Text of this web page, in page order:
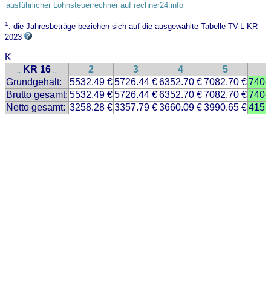
ausführlicher Lohnsteuerrechner auf rechner24.info
1: die Jahresbeträge beziehen sich auf die ausgewählte Tabelle TV-L KR
2023
K
.. KR 16 .. 2 3 4 5
Grundgehalt:
5532.49 €5726.44 €6352.70 €7082.70 €
Brutto gesamt: 5532.49 €5726.44 €6352.70 €7082.70 €
Netto gesamt: 3258.28 €3357.79 €3660.09 €3990.65 €